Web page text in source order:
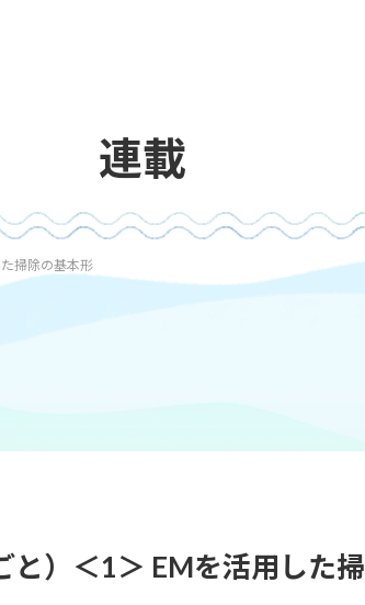
連載
掃除の基本形
）＜1＞ EMを活用した掃